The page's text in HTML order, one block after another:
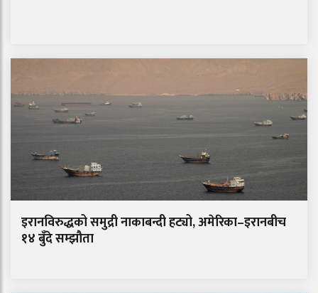
इरानविरुद्धको समुद्री नाकाबन्दी हट्यो, अमेरिका–इरानबीच
१४ बुँदे सम्झौता